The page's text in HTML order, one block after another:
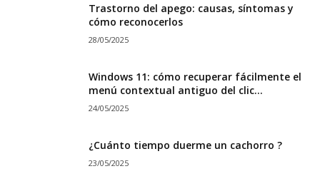
Trastorno del apego: causas, síntomas y
cómo reconocerlos
28/05/2025
Windows 11: cómo recuperar fácilmente el
menú contextual antiguo del clic...
24/05/2025
¿Cuánto tiempo duerme un cachorro ?
23/05/2025